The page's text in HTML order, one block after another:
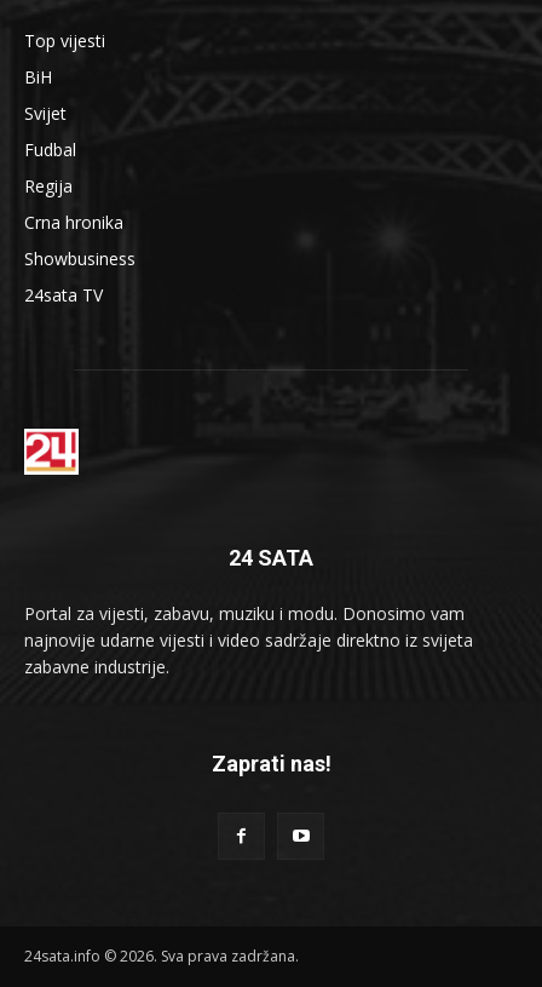
Top vijesti
BiH
Svijet
Fudbal
Regija
Crna hronika
Showbusiness
24sata TV
24 SATA
Portal za vijesti, zabavu, muziku i modu. Donosimo vam
najnovije udarne vijesti i video sadržaje direktno iz svijeta
zabavne industrije.
Zaprati nas!
24sata.info © 2026. Sva prava zadržana.